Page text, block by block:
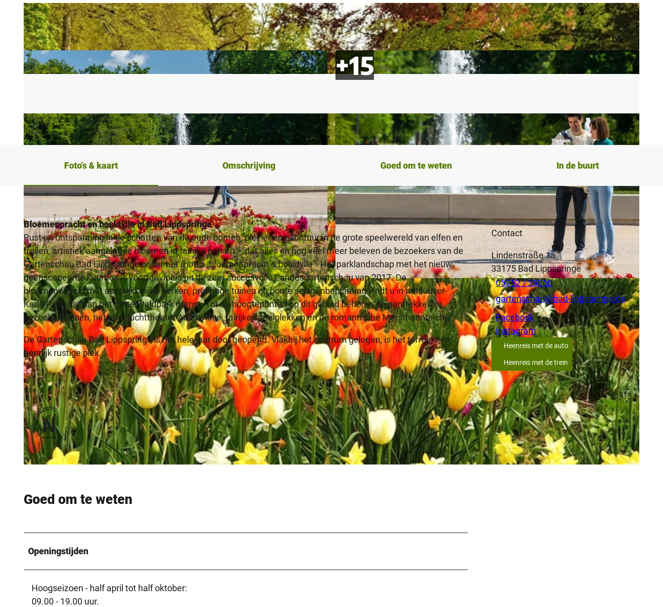
© Teutoburger Wald Tourismus, P. Gawandtka © Teutoburger Wald Tourismus, P. Gawandtka
Foto's & kaart Omschrijving Goed om te weten In de buurt
Bloemenpracht en bosidylle in Bad Lippspringe
Rust en ontspanning in de schatten van de oude bomen, plezier en avontuur in de grote speelwereld van elfen en
trollen, artistiek aangelegde bloemen in talrijke perken – dat alles en nog veel meer beleven de bezoekers van de
Gartenschau Bad Lippspringe onder het motto „bloemenpracht & bosidylle”. Het parklandschap met het nieuw
geënsceneerde kuurbos is voortgevloeid uit de zeer succesvolle Landesgartenschau van 2017. De
bloemenwereld met aantrekkelijke perken, prachtige tuinen en bonte seizoenbeplanting vindt u in het Kaiser-
Karls-Park, dat aan het grote Waldpark grenst. Tot de hoogtepunten op dit gebied behoren de aantrekkelijke
bezoekerstuinen, het openluchttheater Adlerwiese, talrijke speelplekken en de romantische Mersmannteiche.
De Gartenschau Bad Lippspringe is het hele jaar door geopend. Vlakbij het centrum gelegen, is het terrein een
heerlijk rustige plek.
Goed om te weten
Openingstijden
Hoogseizoen - half april tot half oktober:
09.00 - 19.00 uur.
Contact
Lindenstraße 1a
33175Bad Lippspringe
05252 / 26260
gartenschau@bad-lippspringe.de
Facebook
Instagram
Heenreis met de auto
Heenreis met de trein